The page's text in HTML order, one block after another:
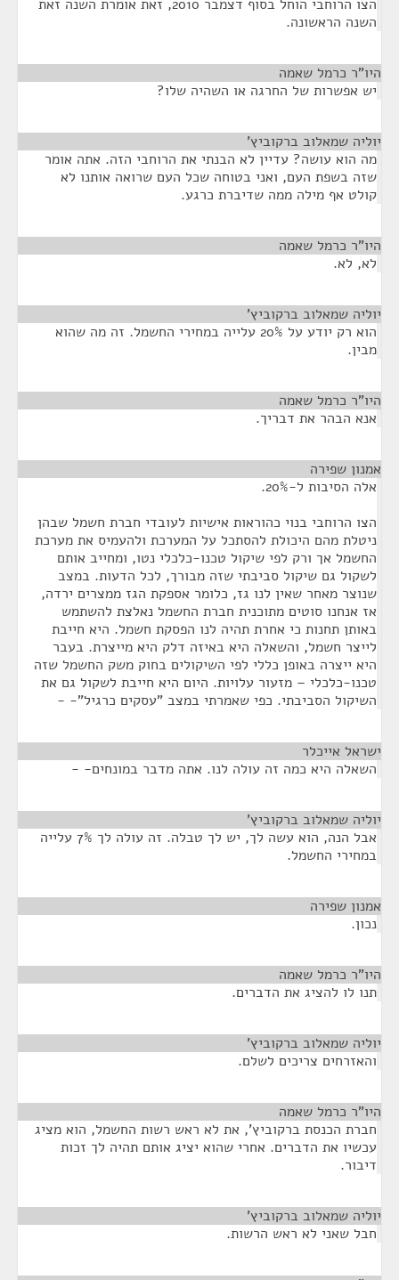
הצו הרוחבי הוחל בסוף דצמבר 2010, זאת אומרת השנה זאת
השנה הראשונה.
היו"ר כרמל שאמה
יש אפשרות של החרגה או השהיה שלו?
יוליה שמאלוב ברקוביץ'
מה הוא עושה? עדיין לא הבנתי את הרוחבי הזה. אתה אומר
שזה בשפת העם, ואני בטוחה שכל העם שרואה אותנו לא
קולט אף מילה ממה שדיברת כרגע.
היו"ר כרמל שאמה
לא, לא.
יוליה שמאלוב ברקוביץ'
הוא רק יודע על 20% עלייה במחירי החשמל. זה מה שהוא
מבין.
היו"ר כרמל שאמה
אנא הבהר את דבריך.
אמנון שפירה
אלה הסיבות ל-20%.
הצו הרוחבי בנוי כהוראות אישיות לעובדי חברת חשמל שבהן
ניטלת מהם היכולת להסתכל על המערכת ולהעמיס את מערכת
החשמל אך ורק לפי שיקול טכנו-כלכלי נטו, ומחייב אותם
לשקול גם שיקול סביבתי שזה מבורך, לכל הדעות. במצב
שנוצר מאחר שאין לנו גז, כלומר אספקת הגז ממצרים ירדה,
אז אנחנו סוטים מתוכנית חברת החשמל נאלצת להשתמש
באותן תחנות כי אחרת תהיה לנו הפסקת חשמל. היא חייבת
לייצר חשמל, והשאלה היא באיזה דלק היא מייצרת. בעבר
היא ייצרה באופן כללי לפי השיקולים בחוק משק החשמל שזה
טכנו-כלכלי – מזעור עלויות. היום היא חייבת לשקול גם את
השיקול הסביבתי. כפי שאמרתי במצב "עסקים כרגיל"- -
ישראל אייכלר
השאלה היא כמה זה עולה לנו. אתה מדבר במונחים- -
יוליה שמאלוב ברקוביץ'
אבל הנה, הוא עשה לך, יש לך טבלה. זה עולה לך 7% עלייה
במחירי החשמל.
אמנון שפירה
נכון.
היו"ר כרמל שאמה
תנו לו להציג את הדברים.
יוליה שמאלוב ברקוביץ'
והאזרחים צריכים לשלם.
היו"ר כרמל שאמה
חברת הכנסת ברקוביץ', את לא ראש רשות החשמל, הוא מציג
עכשיו את הדברים. אחרי שהוא יציג אותם תהיה לך זכות
דיבור.
יוליה שמאלוב ברקוביץ'
חבל שאני לא ראש הרשות.